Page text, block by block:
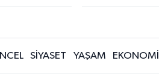
SİYASET YAŞAM EKONOMİ